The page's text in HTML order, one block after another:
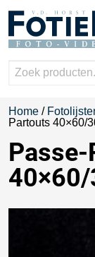
Home /
Partouts 40×60/